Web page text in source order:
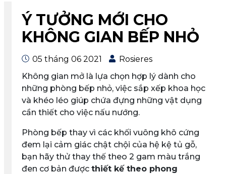
Ý TƯỞNG MỚI CHO
KHÔNG GIAN BẾP NHỎ
05 tháng 06 2021
Rosieres
Không gian mở là lựa chọn hợp lý dành cho
những phòng bếp nhỏ, việc sắp xếp khoa học
và khéo léo giúp chứa đựng những vật dụng
cần thiết cho việc nấu nướng.
Phòng bếp thay vì các khối vuông khô cứng
đem lại cảm giác chật chội của hệ kệ tủ gỗ,
bạn hãy thử thay thế theo 2 gam màu trắng
đen cơ bản được thiết kế theo phong